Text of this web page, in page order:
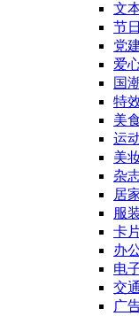
文
节
党
爱
国
特
美
运
美
杂
居
服
卡
办
电
交
广